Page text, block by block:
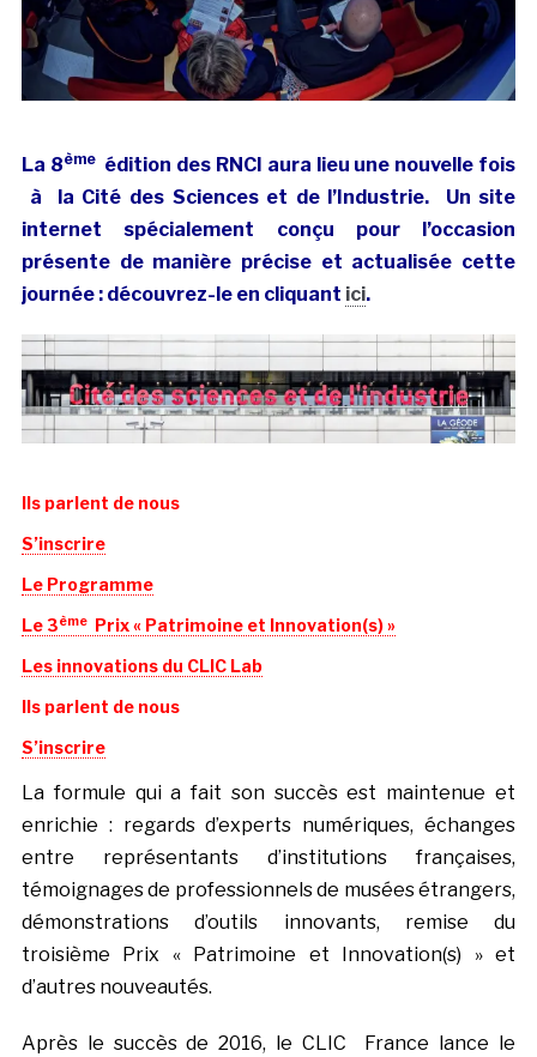
La 8èmeédition des RNCI aura lieu une nouvelle fois
à la Cité des Sciences et de l’Industrie. Un site
internet spécialement conçu pour l’occasion
présente de manière précise et actualisée cette
journée : découvrez-le en cliquant ici.
Ils parlent de nous
S’inscrire
Le Programme
Le 3èmePrix « Patrimoine et Innovation(s) »
Les innovations du CLIC Lab
Ils parlent de nous
S’inscrire
La formule qui a fait son succès est maintenue et
enrichie : regards d’experts numériques, échanges
entre représentants d’institutions françaises,
témoignages de professionnels de musées étrangers,
démonstrations d’outils innovants, remise du
troisième Prix « Patrimoine et Innovation(s) » et
d’autres nouveautés.
Après le succès de 2016, le CLIC France lance le